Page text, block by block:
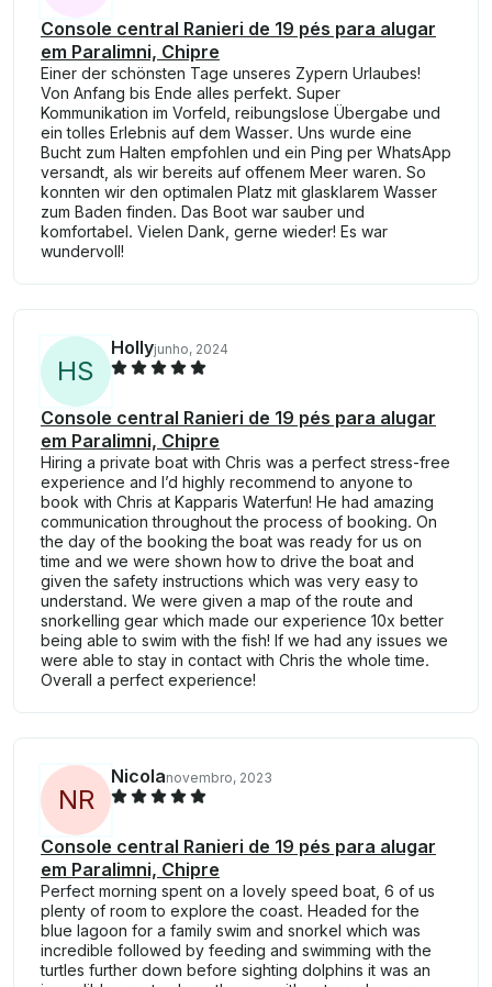
Console central Ranieri de 19 pés para alugar
em Paralimni, Chipre
Einer der schönsten Tage unseres Zypern Urlaubes!
Von Anfang bis Ende alles perfekt. Super
Kommunikation im Vorfeld, reibungslose Übergabe und
ein tolles Erlebnis auf dem Wasser. Uns wurde eine
Bucht zum Halten empfohlen und ein Ping per WhatsApp
versandt, als wir bereits auf offenem Meer waren. So
konnten wir den optimalen Platz mit glasklarem Wasser
zum Baden finden. Das Boot war sauber und
komfortabel. Vielen Dank, gerne wieder! Es war
wundervoll!
HS
Hollyjunho, 2024
Console central Ranieri de 19 pés para alugar
em Paralimni, Chipre
Hiring a private boat with Chris was a perfect stress-free
experience and I’d highly recommend to anyone to
book with Chris at Kapparis Waterfun! He had amazing
communication throughout the process of booking. On
the day of the booking the boat was ready for us on
time and we were shown how to drive the boat and
given the safety instructions which was very easy to
understand. We were given a map of the route and
snorkelling gear which made our experience 10x better
being able to swim with the fish! If we had any issues we
were able to stay in contact with Chris the whole time.
Overall a perfect experience!
NR
Nicolanovembro, 2023
Console central Ranieri de 19 pés para alugar
em Paralimni, Chipre
Perfect morning spent on a lovely speed boat, 6 of us
plenty of room to explore the coast. Headed for the
blue lagoon for a family swim and snorkel which was
incredible followed by feeding and swimming with the
turtles further down before sighting dolphins it was an